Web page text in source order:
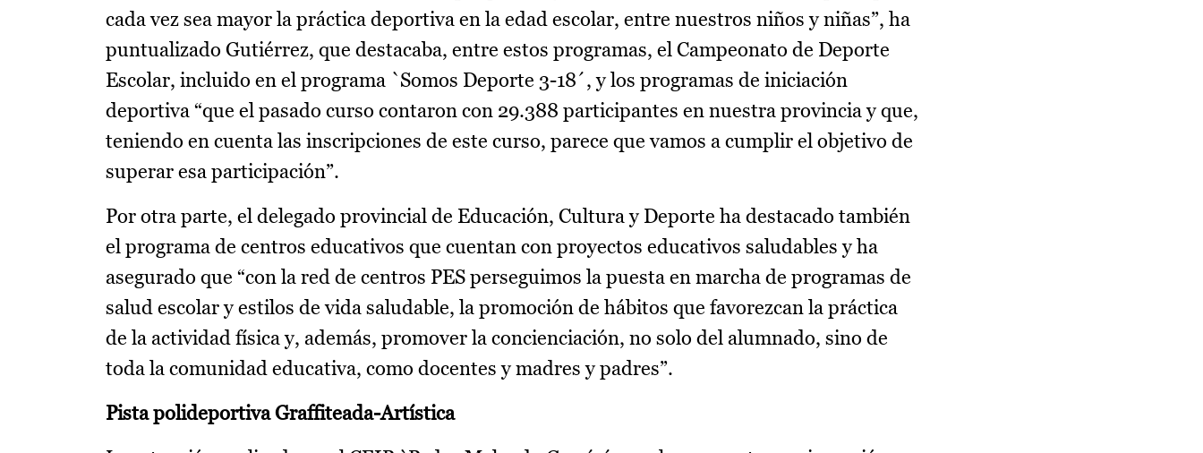
cada vez sea mayor la práctica deportiva en la edad escolar, entre nuestros niños y niñas”, ha
puntualizado Gutiérrez, que destacaba, entre estos programas, el Campeonato de Deporte
Escolar, incluido en el programa `Somos Deporte 3-18´, y los programas de iniciación
deportiva “que el pasado curso contaron con 29.388 participantes en nuestra provincia y que,
teniendo en cuenta las inscripciones de este curso, parece que vamos a cumplir el objetivo de
superar esa participación”.
Por otra parte, el delegado provincial de Educación, Cultura y Deporte ha destacado también
el programa de centros educativos que cuentan con proyectos educativos saludables y ha
asegurado que “con la red de centros PES perseguimos la puesta en marcha de programas de
salud escolar y estilos de vida saludable, la promoción de hábitos que favorezcan la práctica
de la actividad física y, además, promover la concienciación, no solo del alumnado, sino de
toda la comunidad educativa, como docentes y madres y padres”.
Pista polideportiva Graffiteada-Artística